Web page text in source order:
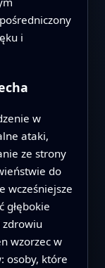
i
w
ataki,
ze strony
do
wcześniejsze
głębokie
zdrowiu
wzorzec w
osoby, które